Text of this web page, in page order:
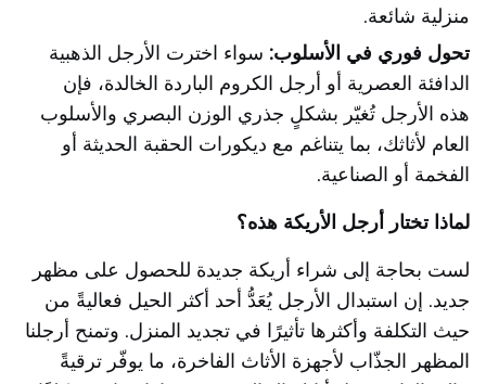
منزلية شائعة.
تحول فوري في الأسلوب: سواء اخترت الأرجل الذهبية
الدافئة العصرية أو أرجل الكروم الباردة الخالدة، فإن
هذه الأرجل تُغيّر بشكلٍ جذري الوزن البصري والأسلوب
العام لأثاثك، بما يتناغم مع ديكورات الحقبة الحديثة أو
الفخمة أو الصناعية.
لماذا تختار أرجل الأريكة هذه؟
لست بحاجة إلى شراء أريكة جديدة للحصول على مظهر
جديد. إن استبدال الأرجل يُعَدُّ أحد أكثر الحيل فعاليةً من
حيث التكلفة وأكثرها تأثيرًا في تجديد المنزل. وتمنح أرجلنا
المظهر الجذّاب لأجهزة الأثاث الفاخرة، ما يوفّر ترقيةً